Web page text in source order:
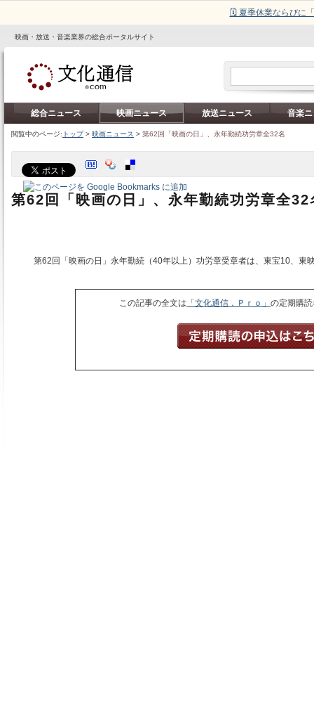
🗓️ 夏季休業ならびに
映画・放送・音楽業界の総合ポータルサイト
総合ニュース 映画ニュース 放送ニュース 音楽
閲覧中のページ: トップ> 映画ニュース > 第62回「映画の日」、永年勤続功労章全32名
第62回「映画の日」、永年勤続功労章全32
第62回「映画の日」永年勤続（40年以上）功労章受章者は、東宝10、
この記事の全文は 「文化通信．Ｐｒｏ」の定期購